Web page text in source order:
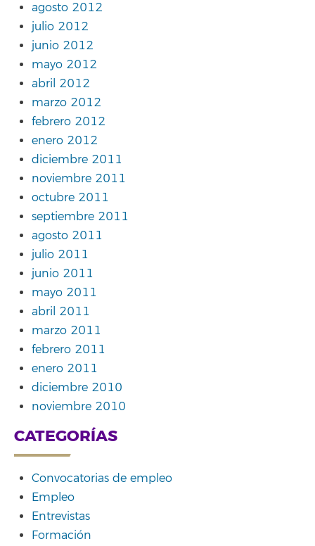
agosto 2012
julio 2012
junio 2012
mayo 2012
abril 2012
marzo 2012
febrero 2012
enero 2012
diciembre 2011
noviembre 2011
octubre 2011
septiembre 2011
agosto 2011
julio 2011
junio 2011
mayo 2011
abril 2011
marzo 2011
febrero 2011
enero 2011
diciembre 2010
noviembre 2010
CATEGORÍAS
Convocatorias de empleo
Empleo
Entrevistas
Formación